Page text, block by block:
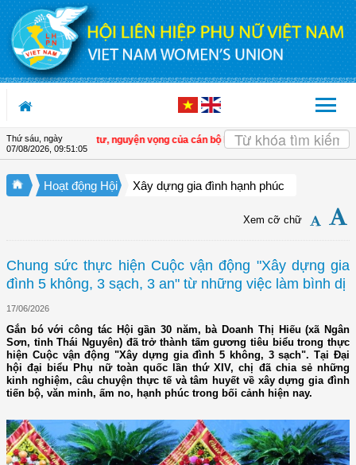
Truy cập nội dung luôn
Thứ sáu, ngày
07/08/2026, 09:51:06
nghe tâm tư, nguyện vọng của cán bộ Hội ở cơ sở | Đồng Tháp: Tập
Hoạt động Hội Xây dựng gia đình hạnh phúc
Xem cỡ chữ
Chung sức thực hiện Cuộc vận động "Xây dựng gia
đình 5 không, 3 sạch, 3 an" từ những việc làm bình dị
17/06/2026
Gắn bó với công tác Hội gần 30 năm, bà Doanh Thị Hiếu (xã Ngân
Sơn, tỉnh Thái Nguyên) đã trở thành tấm gương tiêu biểu trong thực
hiện Cuộc vận động "Xây dựng gia đình 5 không, 3 sạch". Tại Đại
hội đại biểu Phụ nữ toàn quốc lần thứ XIV, chị đã chia sẻ những
kinh nghiệm, câu chuyện thực tế và tâm huyết về xây dựng gia đình
tiến bộ, văn minh, ấm no, hạnh phúc trong bối cảnh hiện nay.